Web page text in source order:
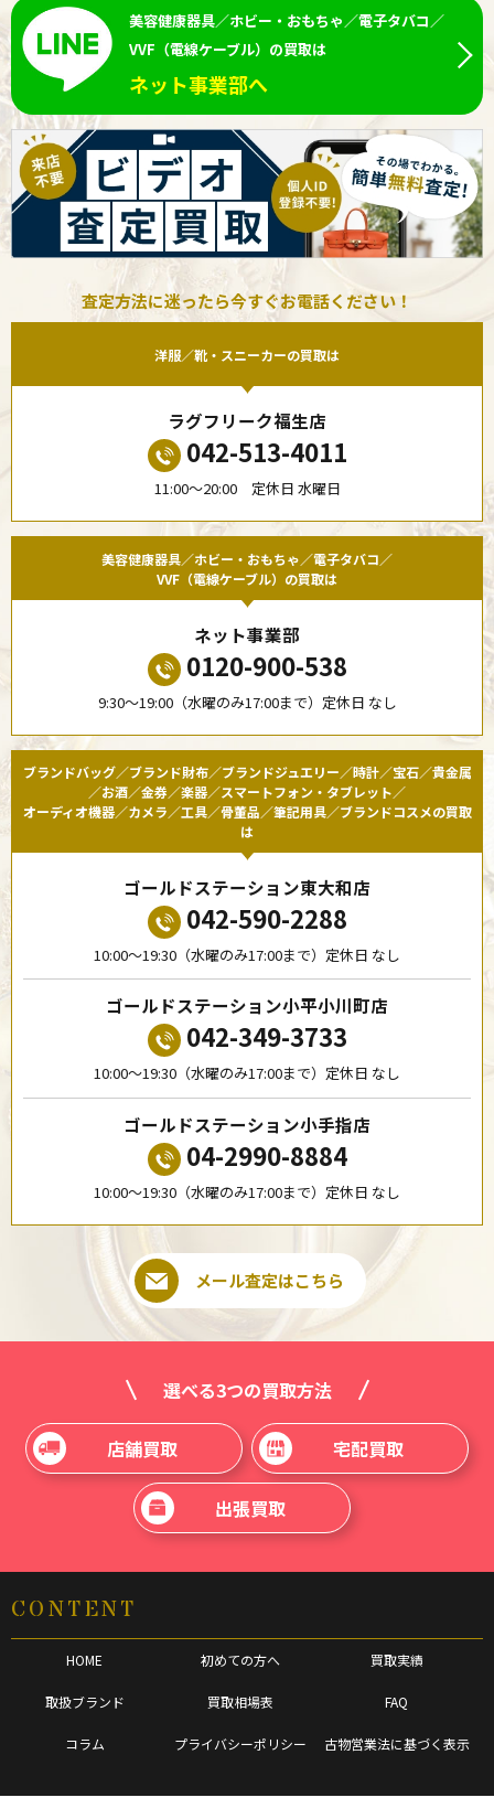
美容健康器具／ホビー・おもちゃ／電子タバコ／
VVF（電線ケーブル）の買取は
ネット事業部へ
査定方法に迷ったら今すぐお電話ください！
洋服／靴・スニーカーの買取は
ラグフリーク福生店
042-513-4011
11:00〜20:00 定休日 水曜日
美容健康器具／ホビー・おもちゃ／電子タバコ／
VVF（電線ケーブル）の買取は
ネット事業部
0120-900-538
9:30〜19:00（水曜のみ17:00まで）定休日 なし
ブランドバッグ／ブランド財布／ブランドジュエリー／時計／宝石／貴金属
／お酒／金券／楽器／スマートフォン・タブレット／
オーディオ機器／カメラ／工具／骨董品／筆記用具／ブランドコスメの買取
は
ゴールドステーション東大和店
042-590-2288
10:00〜19:30（水曜のみ17:00まで）定休日 なし
ゴールドステーション小平小川町店
042-349-3733
10:00〜19:30（水曜のみ17:00まで）定休日 なし
ゴールドステーション小手指店
04-2990-8884
10:00〜19:30（水曜のみ17:00まで）定休日 なし
メール査定はこちら
選べる3つの買取方法
店舗買取 宅配買取
出張買取
CONTENT
HOME 初めての方へ 買取実績
取扱ブランド 買取相場表 FAQ
コラム プライバシーポリシー 古物営業法に基づく表示